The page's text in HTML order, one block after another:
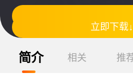
立即下载↓
简介 相关 推